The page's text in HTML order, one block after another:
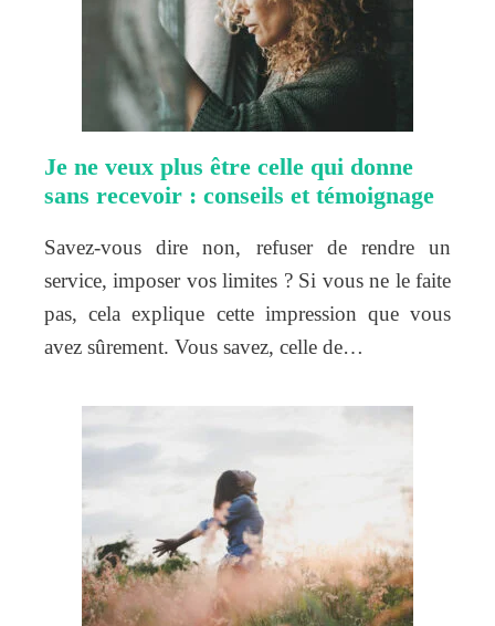
Je ne veux plus être celle qui donne
sans recevoir : conseils et témoignage
Savez-vous dire non, refuser de rendre un
service, imposer vos limites ? Si vous ne le faite
pas, cela explique cette impression que vous
avez sûrement. Vous savez, celle de…